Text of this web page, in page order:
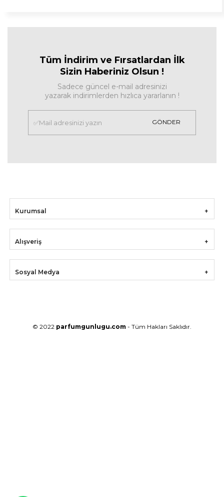
Tüm İndirim ve Fırsatlardan İlk
Sizin Haberiniz Olsun !
Sadece güncel e-mail adresinizi
yazarak indirimlerden hızlıca yararlanın !
GÖNDER
Kurumsal
Alışveriş
Sosyal Medya
© 2022 parfumgunlugu.com - Tüm Hakları Saklıdır.